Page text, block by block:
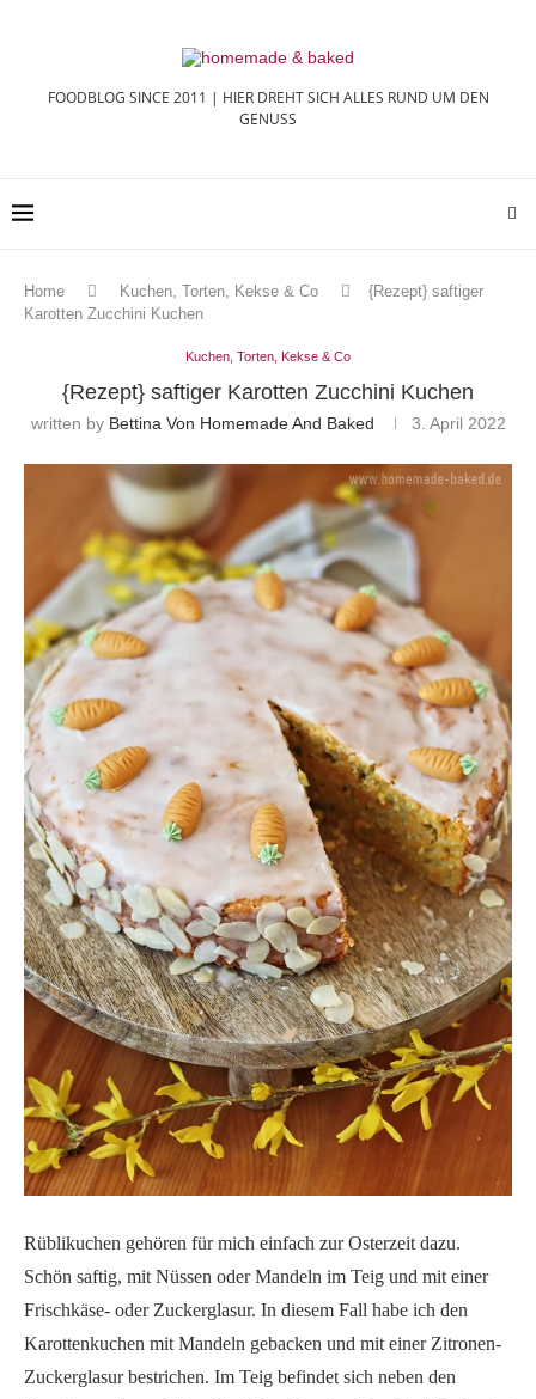
FOODBLOG SINCE 2011 | HIER DREHT SICH ALLES RUND UM DEN
GENUSS
Home Kuchen, Torten, Kekse & Co
{Rezept} saftiger
Karotten Zucchini Kuchen
Kuchen, Torten, Kekse & Co
{Rezept} saftiger Karotten Zucchini Kuchen
written by Bettina Von Homemade And Baked 3. April 2022
Rüblikuchen gehören für mich einfach zur Osterzeit dazu.
Schön saftig, mit Nüssen oder Mandeln im Teig und mit einer
Frischkäse- oder Zuckerglasur. In diesem Fall habe ich den
Karottenkuchen mit Mandeln gebacken und mit einer Zitronen-
Zuckerglasur bestrichen. Im Teig befindet sich neben den